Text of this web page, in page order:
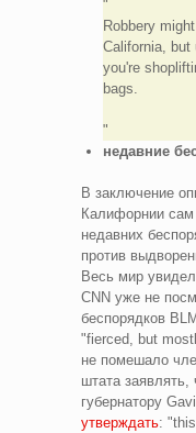
Robbery
California, but
you're
bags.
недавние
В заключение
Калифорнии сам
недавних
против
Весь мир
CNN уже не
беспорядков
"fierced, but
не помешало
штата
губернатору
утверждать: